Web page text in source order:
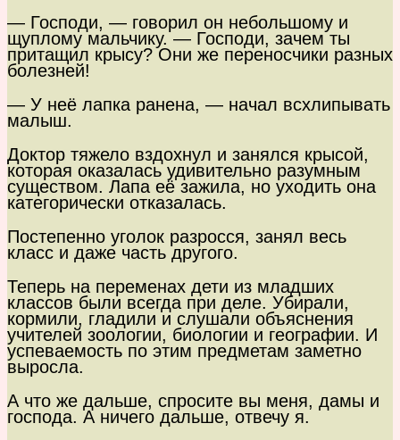
— Господи, — говорил он небольшому и
щуплому мальчику. — Господи, зачем ты
притащил крысу? Они же переносчики разных
болезней!
— У неё лапка ранена, — начал всхлипывать
малыш.
Доктор тяжело вздохнул и занялся крысой,
которая оказалась удивительно разумным
существом. Лапа её зажила, но уходить она
категорически отказалась.
Постепенно уголок разросся, занял весь
класс и даже часть другого.
Теперь на переменах дети из младших
классов были всегда при деле. Убирали,
кормили, гладили и слушали объяснения
учителей зоологии, биологии и географии. И
успеваемость по этим предметам заметно
выросла.
А что же дальше, спросите вы меня, дамы и
господа. А ничего дальше, отвечу я.